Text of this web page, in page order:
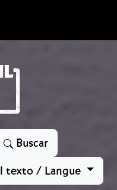
Buscar
texto / Langue